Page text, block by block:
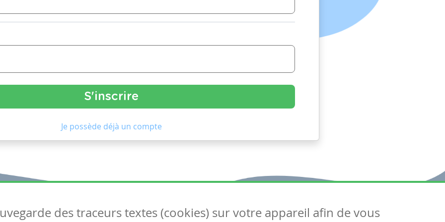
Je possède déjà un compte
Articles Suivez-nous
des traceurs textes (cookies) sur votre appareil afin de vous